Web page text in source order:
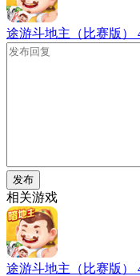
途游斗地主（比赛版）
发布
相关游戏
途游斗地主（比赛版）